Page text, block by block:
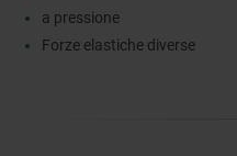
a pressione
Forze elastiche diverse